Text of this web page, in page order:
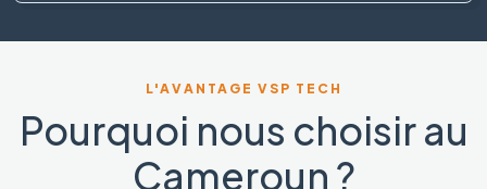
L'AVANTAGE VSP TECH
Pourquoi nous choisir au
Cameroun ?